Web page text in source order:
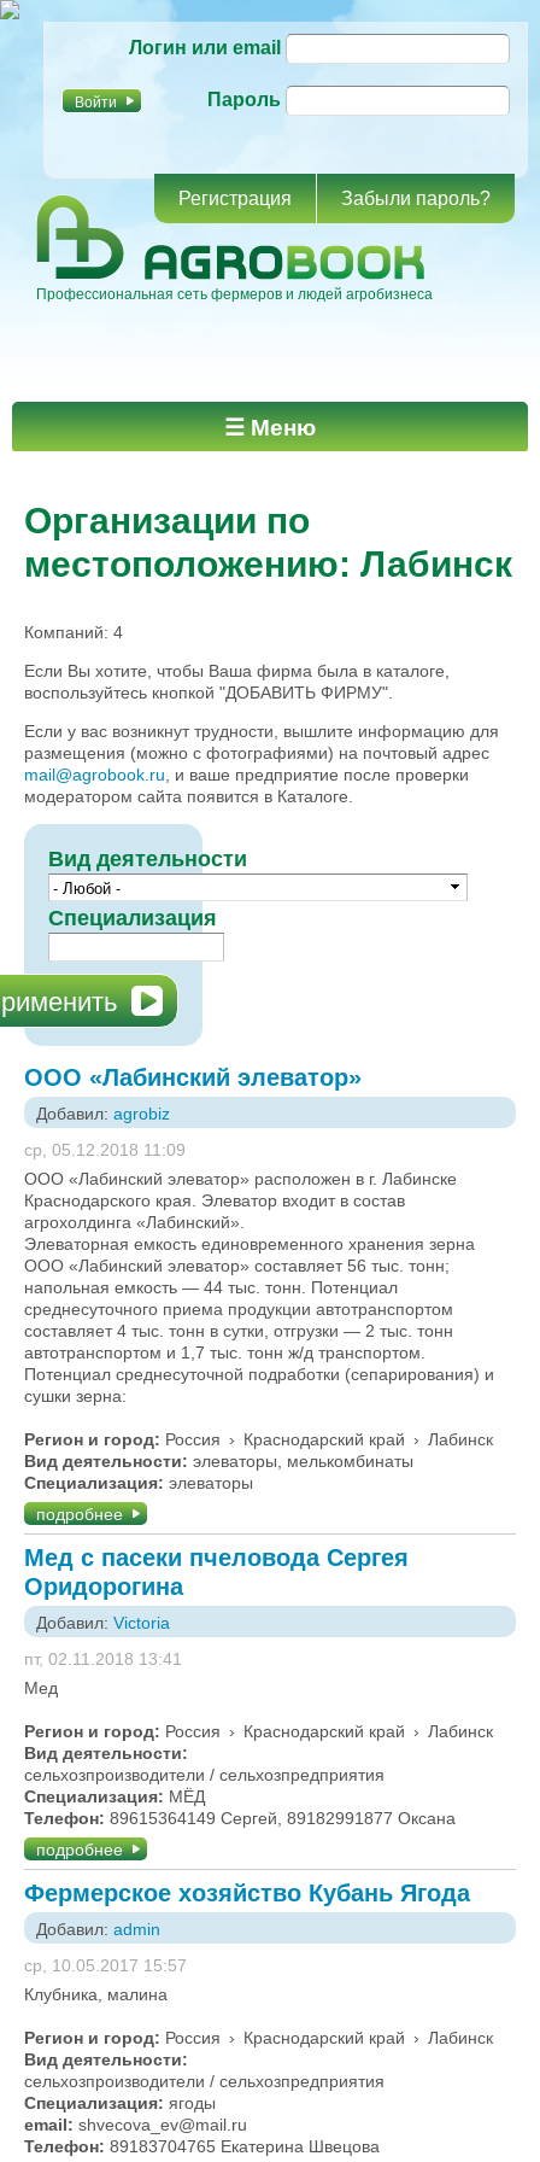
основному
Логин или email
Пароль
Регистрация Забыли пароль?
Профессиональная сеть фермеров и людей агробизнеса
Главное меню ☰ Меню
Организации по
местоположению: Лабинск
Компаний: 4
Если Вы хотите, чтобы Ваша фирма была в каталоге,
воспользуйтесь кнопкой "ДОБАВИТЬ ФИРМУ".
Если у вас возникнут трудности, вышлите информацию для
размещения (можно с фотографиями) на почтовый адрес
mail@agrobook.ru , и ваше предприятие после проверки
модератором сайта появится в Каталоге.
Вид деятельности
Специализация
ООО «Лабинский элеватор»
Добавил: agrobiz
ср, 05.12.2018 11:09
ООО «Лабинский элеватор» расположен в г. Лабинске
Краснодарского края. Элеватор входит в состав
агрохолдинга «Лабинский».
Элеваторная емкость единовременного хранения зерна
ООО «Лабинский элеватор» составляет 56 тыс. тонн;
напольная емкость — 44 тыс. тонн. Потенциал
среднесуточного приема продукции автотранспортом
составляет 4 тыс. тонн в сутки, отгрузки — 2 тыс. тонн
автотранспортом и 1,7 тыс. тонн ж/д транспортом.
Потенциал среднесуточной подработки (сепарирования) и
сушки зерна:
Регион и город: Россия › Краснодарский край › Лабинск
Вид деятельности: элеваторы, мелькомбинаты
Специализация: элеваторы
подробнее
Мед с пасеки пчеловода Сергея
Оридорогина
Добавил: Victoria
пт, 02.11.2018 13:41
Мед
Регион и город: Россия › Краснодарский край › Лабинск
Вид деятельности:
сельхозпроизводители / сельхозпредприятия
Специализация: МЁД
Телефон: 89615364149 Сергей, 89182991877 Оксана
подробнее
Фермерское хозяйство Кубань Ягода
Добавил: admin
ср, 10.05.2017 15:57
Клубника, малина
Регион и город: Россия › Краснодарский край › Лабинск
Вид деятельности:
сельхозпроизводители / сельхозпредприятия
Специализация: ягоды
email: shvecova_ev@mail.ru
Телефон: 89183704765 Екатерина Швецова